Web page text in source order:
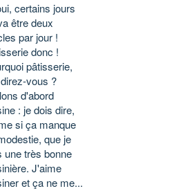
certains jours
être deux
par jour !
donc !
pâtisserie,
vous ?
d'abord
: je dois dire,
si ça manque
que je
une très bonne
J'aime
et ça ne me...